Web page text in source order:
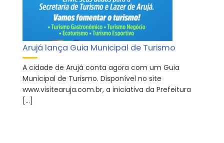
Arujá lança Guia Municipal de Turismo
A cidade de Arujá conta agora com um Guia
Municipal de Turismo. Disponível no site
www.visitearuja.com.br, a iniciativa da Prefeitura
[…]